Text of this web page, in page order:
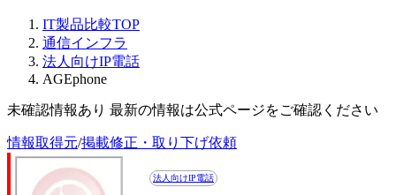
IT製品比較TOP
通信インフラ
法人向けIP電話
AGEphone
未確認情報あり 最新の情報は公式ページをご確認ください
情報取得元/掲載修正・取り下げ依頼
法人向けIP電話